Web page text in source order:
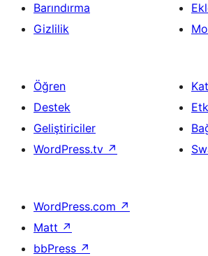
Barındırma
Gizlilik
Öğren
Destek
Geliştiriciler
WordPress.tv ↗
WordPress.com ↗
Matt ↗
bbPress ↗